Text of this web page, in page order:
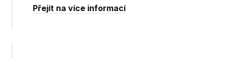
Přejít na více informací